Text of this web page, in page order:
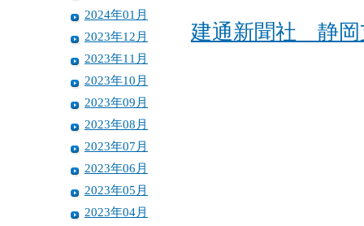
2024年01月
2023年12月
2023年11月
2023年10月
2023年09月
2023年08月
2023年07月
2023年06月
2023年05月
2023年04月
建通新聞社 静岡